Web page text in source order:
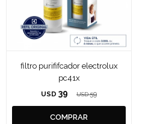
filtro purififcador electrolux
pc41x
USD 39 USD 59